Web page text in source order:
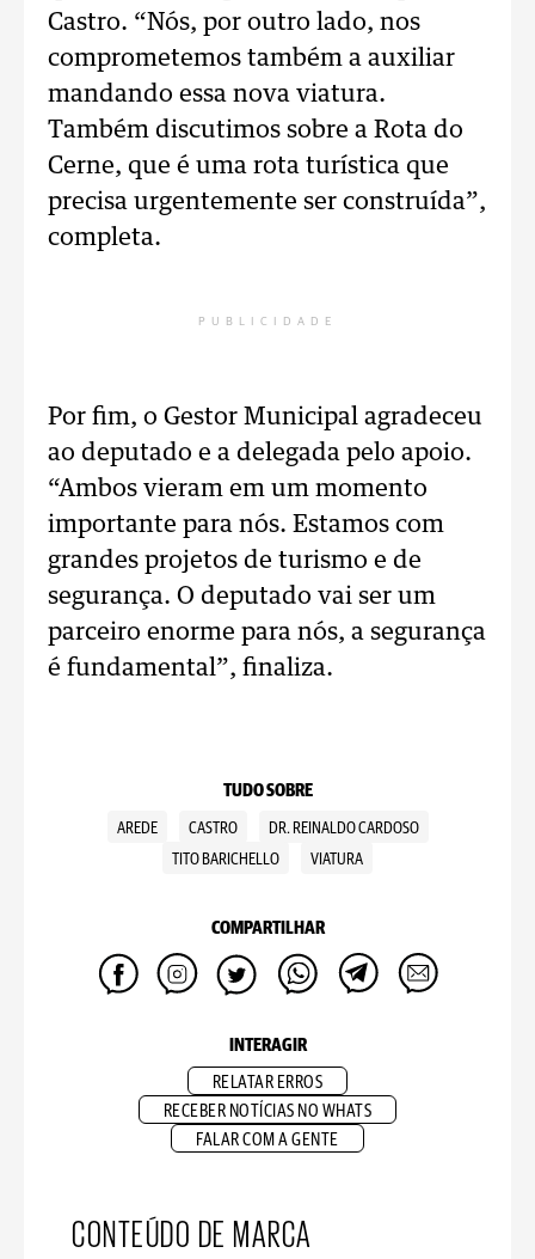
Castro. “Nós, por outro lado, nos
comprometemos também a auxiliar
mandando essa nova viatura.
Também discutimos sobre a Rota do
Cerne, que é uma rota turística que
precisa urgentemente ser construída”,
completa.
PUBLICIDADE
Por fim, o Gestor Municipal agradeceu
ao deputado e a delegada pelo apoio.
“Ambos vieram em um momento
importante para nós. Estamos com
grandes projetos de turismo e de
segurança. O deputado vai ser um
parceiro enorme para nós, a segurança
é fundamental”, finaliza.
TUDO SOBRE
AREDE CASTRO
DR. REINALDO CARDOSO
TITO BARICHELLO
VIATURA
COMPARTILHAR
INTERAGIR
RELATAR ERROS
RECEBER NOTÍCIAS NO WHATS
FALAR COM A GENTE
CONTEÚDO DE MARCA